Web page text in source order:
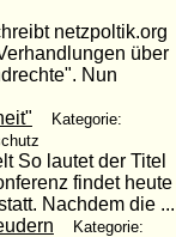
netzpoltik.org
über
Nun
Kategorie:
So lautet der Titel
findet heute
Nachdem die ...
Kategorie: